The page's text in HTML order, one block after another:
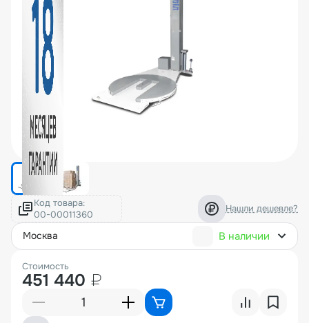
Код товара: Нашли дешевле?
москва В наличии
Стоимость
451 440 ₽